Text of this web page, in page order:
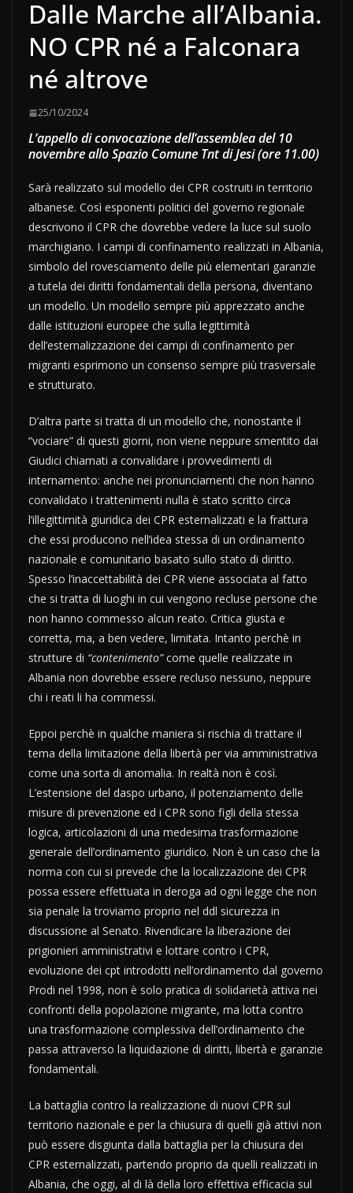
Dalle Marche all’Albania.
NO CPR né a Falconara
né altrove
25/10/2024
L’appello di convocazione dell’assemblea del 10
novembre allo Spazio Comune Tnt di Jesi (ore 11.00)
Sarà realizzato sul modello dei CPR costruiti in territorio
albanese. Così esponenti politici del governo regionale
descrivono il CPR che dovrebbe vedere la luce sul suolo
marchigiano. I campi di confinamento realizzati in Albania,
simbolo del rovesciamento delle più elementari garanzie
a tutela dei diritti fondamentali della persona, diventano
un modello. Un modello sempre più apprezzato anche
dalle istituzioni europee che sulla legittimità
dell’esternalizzazione dei campi di confinamento per
migranti esprimono un consenso sempre più trasversale
e strutturato.
D’altra parte si tratta di un modello che, nonostante il
“vociare” di questi giorni, non viene neppure smentito dai
Giudici chiamati a convalidare i provvedimenti di
internamento: anche nei pronunciamenti che non hanno
convalidato i trattenimenti nulla è stato scritto circa
l’illegittimità giuridica dei CPR esternalizzati e la frattura
che essi producono nell’idea stessa di un ordinamento
nazionale e comunitario basato sullo stato di diritto.
Spesso l’inaccettabilità dei CPR viene associata al fatto
che si tratta di luoghi in cui vengono recluse persone che
non hanno commesso alcun reato. Critica giusta e
corretta, ma, a ben vedere, limitata. Intanto perchè in
strutture di “contenimento”come quelle realizzate in
Albania non dovrebbe essere recluso nessuno, neppure
chi i reati li ha commessi.
Eppoi perchè in qualche maniera si rischia di trattare il
tema della limitazione della libertà per via amministrativa
come una sorta di anomalia. In realtà non è così.
L’estensione del daspo urbano, il potenziamento delle
misure di prevenzione ed i CPR sono figli della stessa
logica, articolazioni di una medesima trasformazione
generale dell’ordinamento giuridico. Non è un caso che la
norma con cui si prevede che la localizzazione dei CPR
possa essere effettuata in deroga ad ogni legge che non
sia penale la troviamo proprio nel ddl sicurezza in
discussione al Senato. Rivendicare la liberazione dei
prigionieri amministrativi e lottare contro i CPR,
evoluzione dei cpt introdotti nell’ordinamento dal governo
Prodi nel 1998, non è solo pratica di solidarietà attiva nei
confronti della popolazione migrante, ma lotta contro
una trasformazione complessiva dell’ordinamento che
passa attraverso la liquidazione di diritti, libertà e garanzie
fondamentali.
La battaglia contro la realizzazione di nuovi CPR sul
territorio nazionale e per la chiusura di quelli già attivi non
può essere disgiunta dalla battaglia per la chiusura dei
CPR esternalizzati, partendo proprio da quelli realizzati in
Albania, che oggi, al di là della loro effettiva efficacia sul